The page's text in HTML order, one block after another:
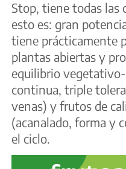
Stop, tiene todas las
esto es: gran
tiene prácticamente
plantas abiertas y
equilibrio
continua, triple
venas) y frutos de
(acanalado, forma y
el ciclo.